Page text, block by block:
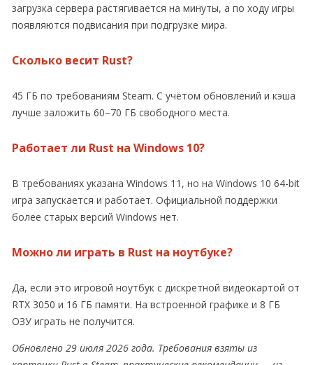
загрузка сервера растягивается на минуты, а по ходу игры
появляются подвисания при подгрузке мира.
Сколько весит Rust?
45 ГБ по требованиям Steam. С учётом обновлений и кэша
лучше заложить 60–70 ГБ свободного места.
Работает ли Rust на Windows 10?
В требованиях указана Windows 11, но на Windows 10 64-bit
игра запускается и работает. Официальной поддержки
более старых версий Windows нет.
Можно ли играть в Rust на ноутбуке?
Да, если это игровой ноутбук с дискретной видеокартой от
RTX 3050 и 16 ГБ памяти. На встроенной графике и 8 ГБ
ОЗУ играть не получится.
Обновлено 29 июля 2026 года. Требования взяты из